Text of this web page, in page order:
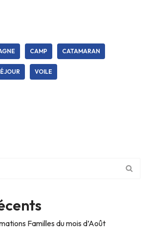
CAMP CATAMARAN
VOILE
Familles du mois d’Août